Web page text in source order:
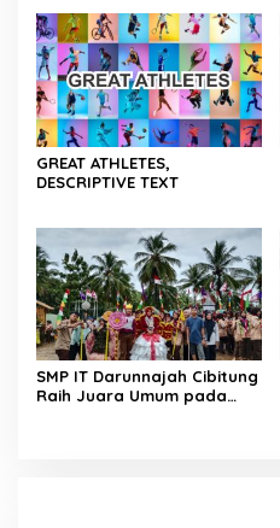
GREAT ATHLETES,
DESCRIPTIVE TEXT
SMP IT Darunnajah Cibitung
Raih Juara Umum pada